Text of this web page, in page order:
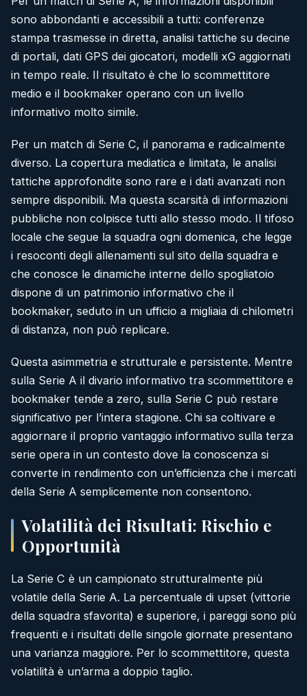
sono abbondanti e accessibili a tutti: conferenze
stampa trasmesse in diretta, analisi tattiche su decine
di portali, dati GPS dei giocatori, modelli xG aggiornati
in tempo reale. Il risultato è che lo scommettitore
medio e il bookmaker operano con un livello
informativo molto simile.
Per un match di Serie C, il panorama e radicalmente
diverso. La copertura mediatica e limitata, le analisi
tattiche approfondite sono rare e i dati avanzati non
sempre disponibili. Ma questa scarsità di informazioni
pubbliche non colpisce tutti allo stesso modo. Il tifoso
locale che segue la squadra ogni domenica, che legge
i resoconti degli allenamenti sul sito della squadra e
che conosce le dinamiche interne dello spogliatoio
dispone di un patrimonio informativo che il
bookmaker, seduto in un ufficio a migliaia di chilometri
di distanza, non può replicare.
Questa asimmetria e strutturale e persistente. Mentre
sulla Serie A il divario informativo tra scommettitore e
bookmaker tende a zero, sulla Serie C può restare
significativo per l’intera stagione. Chi sa coltivare e
aggiornare il proprio vantaggio informativo sulla terza
serie opera in un contesto dove la conoscenza si
converte in rendimento con un’efficienza che i mercati
della Serie A semplicemente non consentono.
Volatilità dei Risultati: Rischio e
Opportunità
La Serie C è un campionato strutturalmente più
volatile della Serie A. La percentuale di upset (vittorie
della squadra sfavorita) e superiore, i pareggi sono più
frequenti e i risultati delle singole giornate presentano
una varianza maggiore. Per lo scommettitore, questa
volatilità è un’arma a doppio taglio.